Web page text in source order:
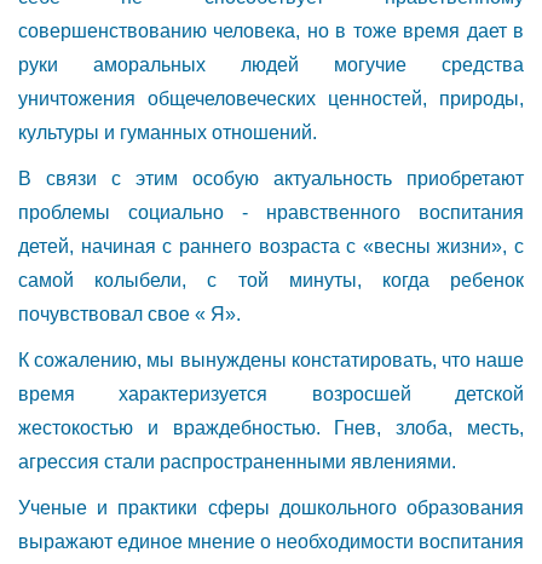
совершенствованию человека, но в тоже время дает в
руки аморальных людей могучие средства
уничтожения общечеловеческих ценностей, природы,
культуры и гуманных отношений.
В связи с этим особую актуальность приобретают
проблемы социально - нравственного воспитания
детей, начиная с раннего возраста с «весны жизни», с
самой колыбели, с той минуты, когда ребенок
почувствовал свое « Я».
К сожалению, мы вынуждены констатировать, что наше
время характеризуется возросшей детской
жестокостью и враждебностью. Гнев, злоба, месть,
агрессия стали распространенными явлениями.
Ученые и практики сферы дошкольного образования
выражают единое мнение о необходимости воспитания